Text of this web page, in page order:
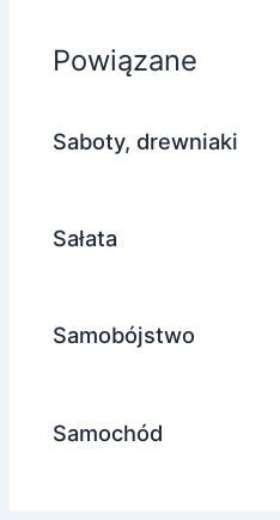
Powiązane
Saboty, drewniaki
Sałata
Samobójstwo
Samochód